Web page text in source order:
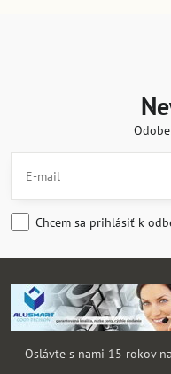
Chcem sa prihlásiť k
Oslávte s nami 15 rokov